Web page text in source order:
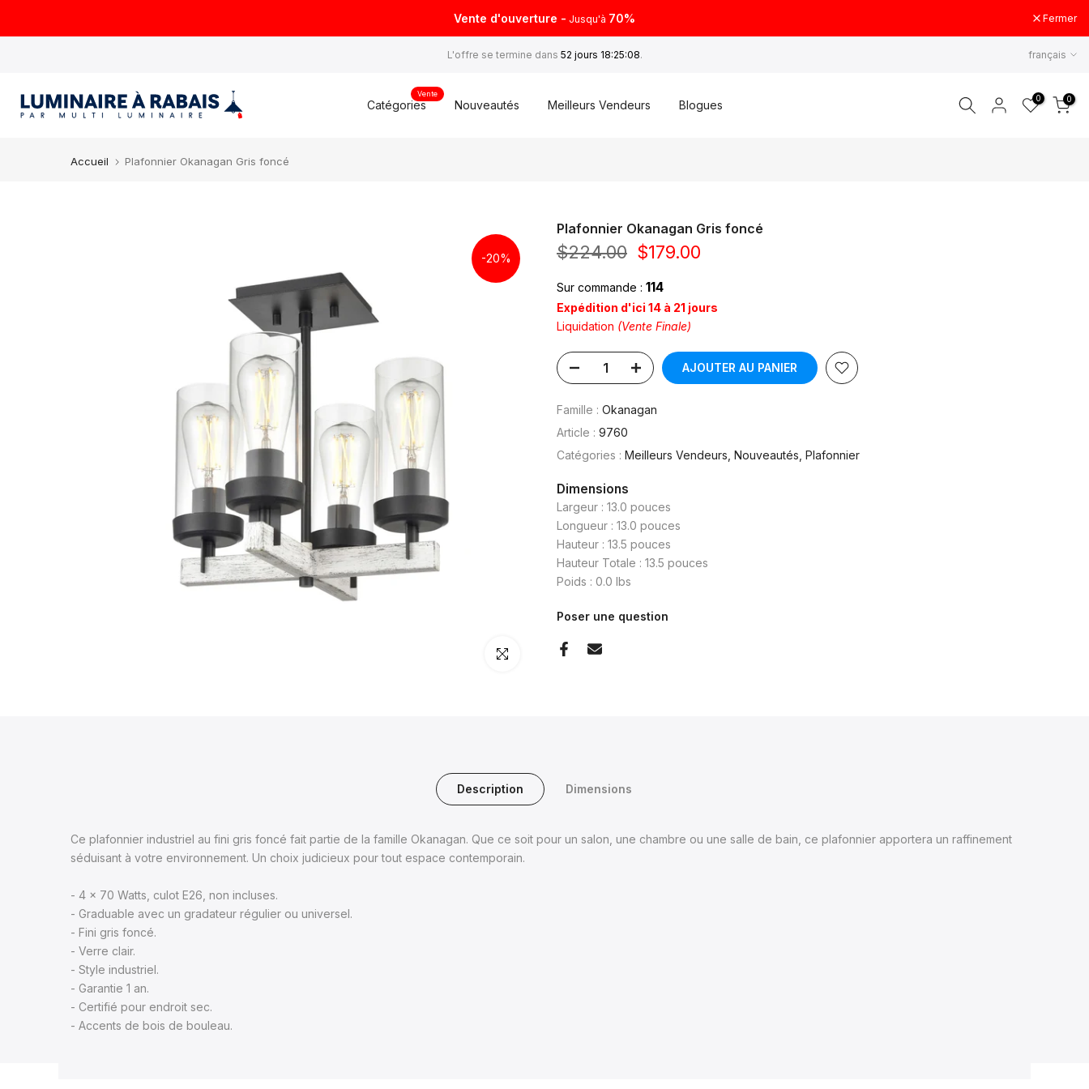
au
Vente d'ouverture - Jusqu'à 70% Fermer
L'offre se termine dans 52 jours 18:25:07. français
Catégories
Vente
Nouveautés Meilleurs Vendeurs Blogues 0 0
Accueil Plafonnier Okanagan Gris foncé
-20%
Cliquez pour agrandir
Plafonnier Okanagan Gris foncé
$224.00 $179.00
Sur commande : 114
Expédition d'ici 14 à 21 jours
Liquidation (Vente Finale)
AJOUTER AU PANIER
Famille : Okanagan
Article : 9760
Catégories : Meilleurs Vendeurs Nouveautés Plafonnier
Dimensions
Largeur : 13.0 pouces
Longueur : 13.0 pouces
Hauteur : 13.5 pouces
Hauteur Totale : 13.5 pouces
Poids : 0.0 lbs
Poser une question
Description Dimensions
Ce plafonnier industriel au fini gris foncé fait partie de la famille Okanagan. Que ce soit pour un salon, une chambre ou une salle de bain, ce plafonnier apportera un raffinement
séduisant à votre environnement. Un choix judicieux pour tout espace contemporain.
- 4 x 70 Watts, culot E26, non incluses.
- Graduable avec un gradateur régulier ou universel.
- Fini gris foncé.
- Verre clair.
- Style industriel.
- Garantie 1 an.
- Certifié pour endroit sec.
- Accents de bois de bouleau.